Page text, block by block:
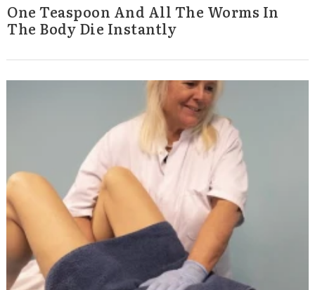
One Teaspoon And All The Worms In
The Body Die Instantly